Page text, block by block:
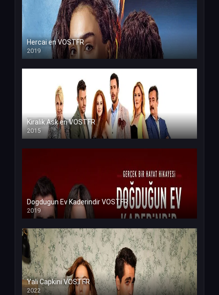
Hercai en VOSTFR
2019
Kiralik Ask en VOSTFR
2015
Dogdugun Ev Kaderindir VOSTFR
2019
Yali Capkini VOSTFR
2022